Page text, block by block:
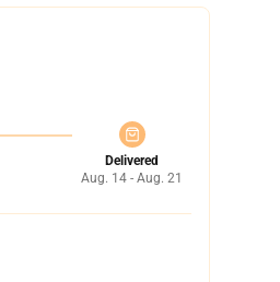
Delivered
Aug. 14 - Aug. 21